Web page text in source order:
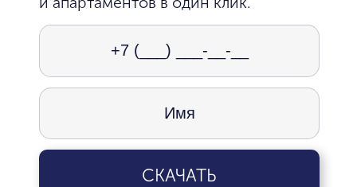
СКАЧАТЬ